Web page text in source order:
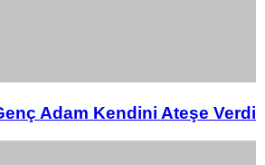
Adam Kendini Ateşe Verdi